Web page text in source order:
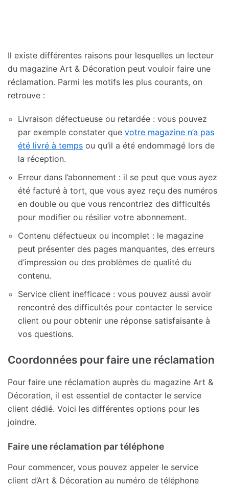
Il existe différentes raisons pour lesquelles un lecteur
du magazine Art & Décoration peut vouloir faire une
réclamation. Parmi les motifs les plus courants, on
retrouve :
Livraison défectueuse ou retardée : vous pouvez
par exemple constater que votre magazine n’a pas
été livré à temps ou qu’il a été endommagé lors de
la réception.
Erreur dans l’abonnement : il se peut que vous ayez
été facturé à tort, que vous ayez reçu des numéros
en double ou que vous rencontriez des difficultés
pour modifier ou résilier votre abonnement.
Contenu défectueux ou incomplet : le magazine
peut présenter des pages manquantes, des erreurs
d’impression ou des problèmes de qualité du
contenu.
Service client inefficace : vous pouvez aussi avoir
rencontré des difficultés pour contacter le service
client ou pour obtenir une réponse satisfaisante à
vos questions.
Coordonnées pour faire une réclamation
Pour faire une réclamation auprès du magazine Art &
Décoration, il est essentiel de contacter le service
client dédié. Voici les différentes options pour les
joindre.
Faire une réclamation par téléphone
Pour commencer, vous pouvez appeler le service
client d’Art & Décoration au numéro de téléphone